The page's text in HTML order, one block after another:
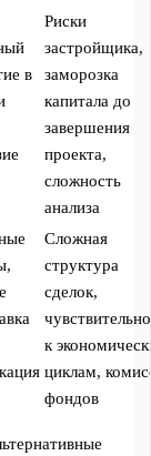
в
Риски
застройщика,
заморозка
капитала до
завершения
проекта,
сложность
анализа
Сложная
структура
сделок,
к
циклам,
фондов